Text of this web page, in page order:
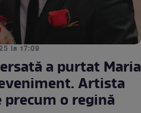
la 17:09
a purtat Maria
Artista
o regină